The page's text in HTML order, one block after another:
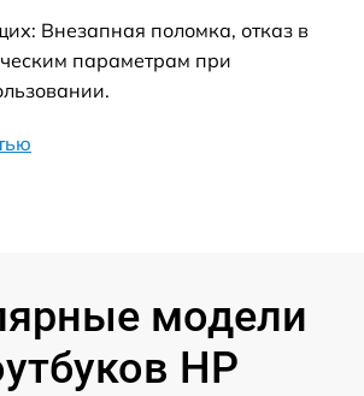
Внезапная поломка, отказ в
параметрам при
модели
HP